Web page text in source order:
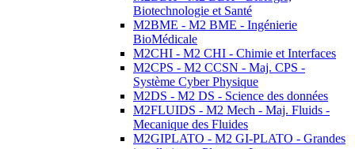
Biotechnologie et Santé
M2BME - M2 BME - Ingénierie
BioMédicale
M2CHI - M2 CHI - Chimie et Interfaces
M2CPS - M2 CCSN - Maj. CPS -
Système Cyber Physique
M2DS - M2 DS - Science des données
M2FLUIDS - M2 Mech - Maj. Fluids -
Mecanique des Fluides
M2GIPLATO - M2 GI-PLATO - Grandes